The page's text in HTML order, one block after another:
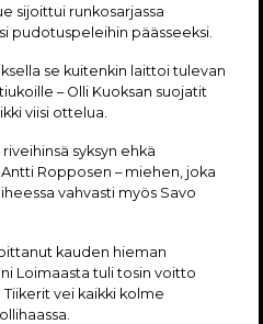
sijoittui runkosarjassa
pudotuspeleihin päässeeksi.
se kuitenkin laittoi tulevan
– Olli Kuoksan suojatit
viisi ottelua.
syksyn ehkä
Ropposen – miehen, joka
vahvasti myös Savo
kauden hieman
Loimaasta tuli tosin voitto
vei kaikki kolme